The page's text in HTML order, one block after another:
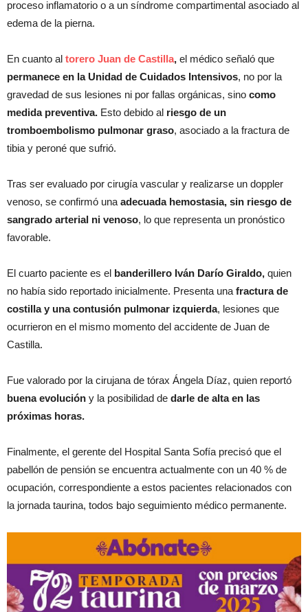
proceso inflamatorio o a un síndrome compartimental asociado al
edema de la pierna.
En cuanto al torero Juan de Castilla, el médico señaló que
permanece en la Unidad de Cuidados Intensivos, no por la
gravedad de sus lesiones ni por fallas orgánicas, sino como
medida preventiva. Esto debido al riesgo de un
tromboembolismo pulmonar graso, asociado a la fractura de
tibia y peroné que sufrió.
Tras ser evaluado por cirugía vascular y realizarse un doppler
venoso, se confirmó una adecuada hemostasia, sin riesgo de
sangrado arterial ni venoso, lo que representa un pronóstico
favorable.
El cuarto paciente es el banderillero Iván Darío Giraldo, quien
no había sido reportado inicialmente. Presenta una fractura de
costilla y una contusión pulmonar izquierda, lesiones que
ocurrieron en el mismo momento del accidente de Juan de
Castilla.
Fue valorado por la cirujana de tórax Ángela Díaz, quien reportó
buena evolución y la posibilidad de darle de alta en las
próximas horas.
Finalmente, el gerente del Hospital Santa Sofía precisó que el
pabellón de pensión se encuentra actualmente con un 40 % de
ocupación, correspondiente a estos pacientes relacionados con
la jornada taurina, todos bajo seguimiento médico permanente.